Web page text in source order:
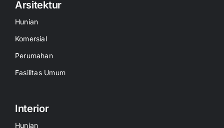
Arsitektur
Hunian
Komersial
Perumahan
Fasilitas Umum
Interior
Hunian